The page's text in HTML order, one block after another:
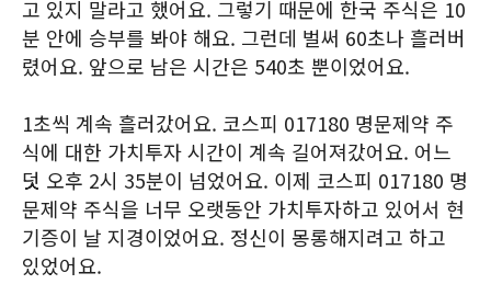
고 있지 말라고 했어요. 그렇기 때문에 한국 주식은 10
분 안에 승부를 봐야 해요. 그런데 벌써 60초나 흘러버
렸어요. 앞으로 남은 시간은 540초 뿐이었어요.
1초씩 계속 흘러갔어요. 코스피 017180 명문제약 주
식에 대한 가치투자 시간이 계속 길어져갔어요. 어느
덧 오후 2시 35분이 넘었어요. 이제 코스피 017180 명
문제약 주식을 너무 오랫동안 가치투자하고 있어서 현
기증이 날 지경이었어요. 정신이 몽롱해지려고 하고
있었어요.